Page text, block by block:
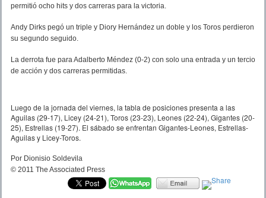
permitió ocho hits y dos carreras para la victoria.
Andy Dirks pegó un triple y Diory Hernández un doble y los Toros perdieron
su segundo seguido.
La derrota fue para Adalberto Méndez (0-2) con solo una entrada y un tercio
de acción y dos carreras permitidas.
Luego de la jornada del viernes, la tabla de posiciones presenta a las
Aguilas (29-17), Licey (24-21), Toros (23-23), Leones (22-24), Gigantes (20-
25), Estrellas (19-27). El sábado se enfrentan Gigantes-Leones, Estrellas-
Aguilas y Licey-Toros.
Por Dionisio Soldevila
© 2011 The Associated Press